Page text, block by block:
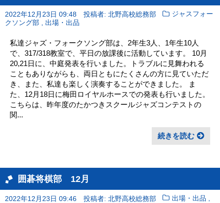
2022年12月23日 09:48 投稿者: 北野高校総務部
ジャスフォー
クソング部 , 出場・出品
私達ジャズ・フォークソング部は、2年生3人、1年生10人
で、317/318教室で、平日の放課後に活動しています。 10月
20,21日に、中庭発表を行いました。トラブルに見舞われる
こともありながらも、両日ともにたくさんの方に見ていただ
き、また、私達も楽しく演奏することができました。 ま
た、12月18日に梅田ロイヤルホースでの発表も行いました。
こちらは、昨年度のたかつきスクールジャズコンテストの
関...
続きを読む
囲碁将棋部 12月
2022年12月23日 09:46 投稿者: 北野高校総務部 出場・出品 ,